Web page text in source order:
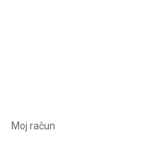
Moj račun